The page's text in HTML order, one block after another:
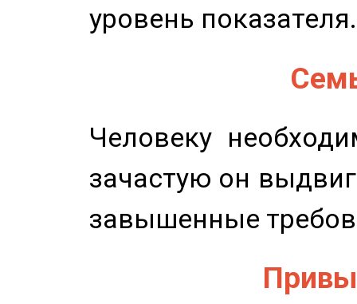
уровень показателя.
Человеку
зачастую он
завышенные